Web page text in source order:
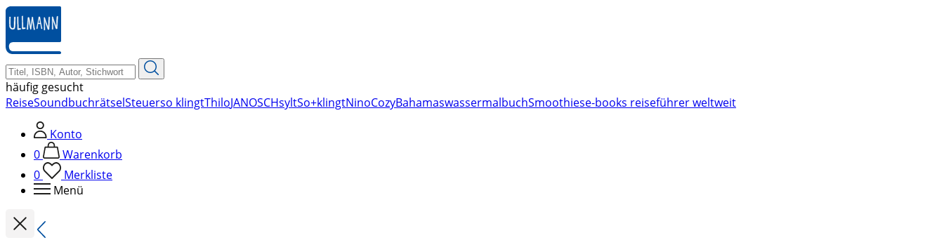
zum
Hauptinhalt
springen
häufig gesucht
ReiseSoundbuchrätselSteuerso klingtThiloJANOSCHsyltSo+klingtNinoCozyBahamaswassermalbuchSmoothiese-books reiseführer weltweit
Konto
0
Warenkorb
0
Merkliste
Menü